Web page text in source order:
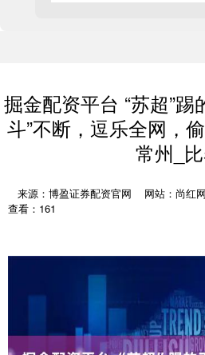
掘金配资平台 “苏超”踢
斗”不断，逗乐全网，
常州_
来源：博盈证券配资官网 网站：尚红网
查看：161